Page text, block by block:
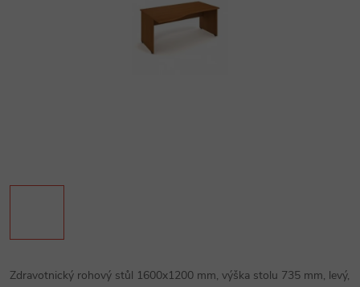
Zdravotnický rohový stůl 1600x1200 mm, výška stolu 735 mm, levý,